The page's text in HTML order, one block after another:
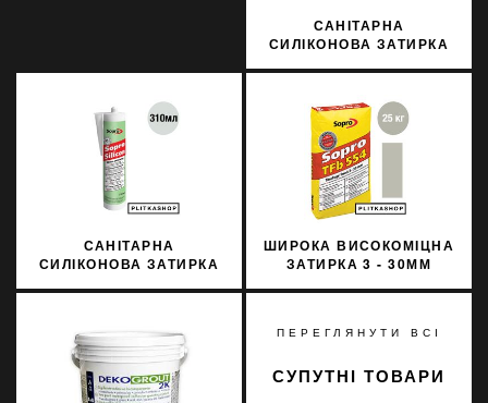
САНІТАРНА
СИЛІКОНОВА ЗАТИРКА
САНІТАРНА
СИЛІКОНОВА ЗАТИРКА
ШИРОКА ВИСОКОМІЦНА
ЗАТИРКА 3 - 30ММ
ПЕРЕГЛЯНУТИ ВСІ
СУПУТНІ ТОВАРИ